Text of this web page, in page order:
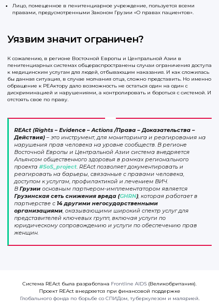
Лицо, помещенное в пенитенциарное учреждение, пользуется всеми
правами, предусмотренными Законом Грузии «О правах пациентов».
Уязвим значит ограничен?
К сожалению, в регионе Восточной Европы и Центральной Азии в
пенитенциарных системах общераспространены случаи ограничения доступа
к медицинским услугам для людей, отбывающим наказания. И как сложилась
бы данная ситуация, в случае молчания отца, сложно представить. Но именно
обращение к РЕАктору дало возможность не остаться один на один с
дискриминацией и нарушениями, а контролировать и бороться с системой. И
отстоять свое по праву.
REAct (Rights – Evidence – Actions /Права – Доказательства –
Действия) – это инструмент, для мониторинга и реагирования на
нарушения прав человека на уровне сообществ. В регионе
Восточной Европы и Центральной Азии система внедряется
Альянсом общественного здоровья в рамках регионального
проекта #SoS_project. REAct позволяет документировать и
реагировать на барьеры, связанные с правами человека,
доступом к услугам, профилактикой и лечением ВИЧ.
В Грузии основным партнером-имплементатором является
Грузинская сеть снижения вреда (GHRN), которая работает в
партнерстве с 14 другими негосударственными
организациями, оказывающими широкий спектр услуг для
представителей ключевых групп, включая услуги по
юридическому сопровождению и услуги по обеспечению прав
женщин.
Система REAct была разработана Frontline AIDS (Великобритания).
Проект REAct внедряется при финансовой поддержке
Глобального фонда по борьбе со СПИДом, туберкулезом и малярией.